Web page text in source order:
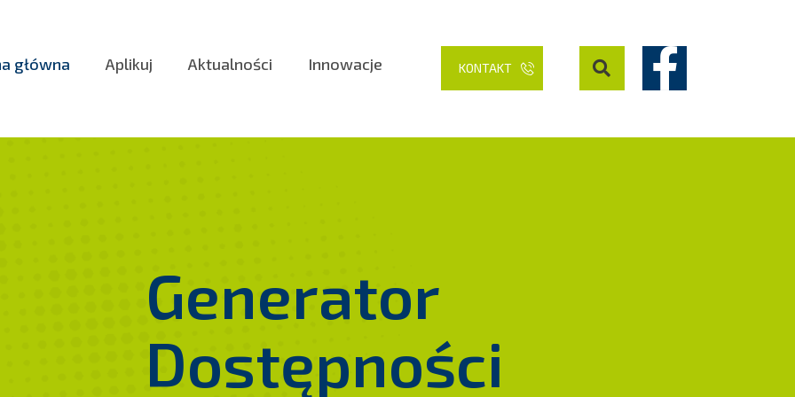
główna Aplikuj Aktualności Innowacje KONTAKT
Generator
Dostępności